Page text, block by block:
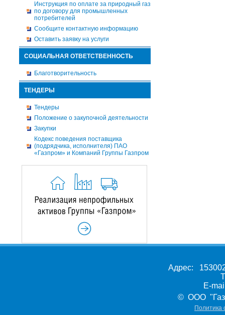
Инструкция по оплате за природный газ
по договору для промышленных
потребителей
Сообщите контактную информацию
Оставить заявку на услуги
СОЦИАЛЬНАЯ ОТВЕТСТВЕННОСТЬ
Благотворительность
ТЕНДЕРЫ
Тендеры
Положение о закупочной деятельности
Закупки
Кодекс поведения поставщика
(подрядчика, исполнителя) ПАО
«Газпром» и Компаний Группы Газпром
Адрес:
E-
© ООО
Политика